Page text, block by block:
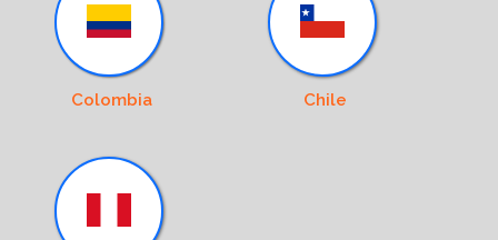
Colombia Chile